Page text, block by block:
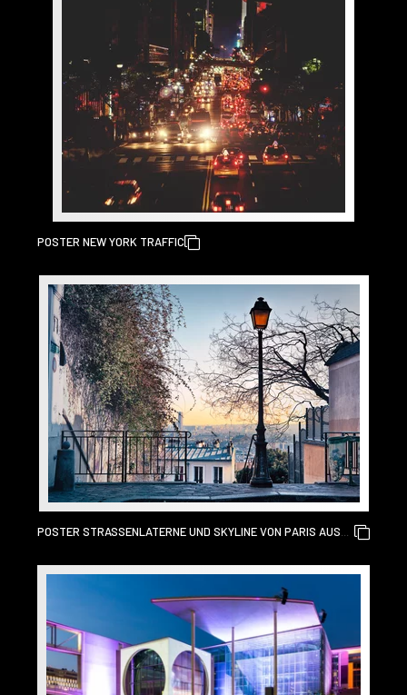
POSTER NEW YORK TRAFFIC
POSTER STRASSENLATERNE UND SKYLINE VON PARIS AUS P